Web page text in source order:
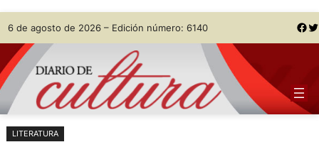
Saltar
al
contenido
Skip
to
content
6 de agosto de 2026 – Edición número: 6140 Facebook Twitter
LITERATURA